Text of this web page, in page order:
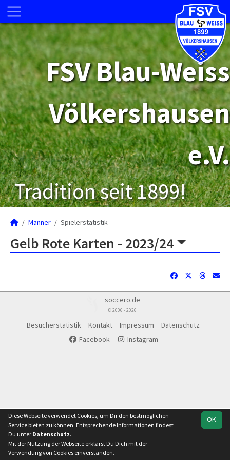
FSV Blau-Weiss
Völkershausen
e.V.
Tradition seit 1899!
Männer Spielerstatistik
Gelb Rote Karten - 2023/24
soccero.de
© 2006 - 2026
Besucherstatistik Kontakt Impressum
Datenschutz
Facebook
Instagram
OK
Diese Webseite verwendet Cookies, um Dir den bestmöglichen
Service bieten zu können. Entsprechende Informationen findest
Du unter Datenschutz.
Mit der Nutzung der Webseite erklärst Du Dich mit der
Verwendung von Cookies einverstanden.